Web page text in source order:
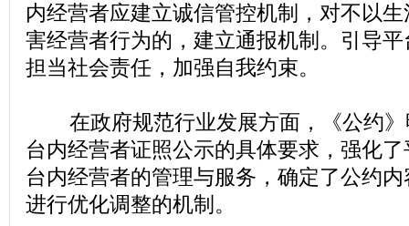
内经营者应建立诚信管控机制，对不以
害经营者行为的，建立通报机制。引导
担当社会责任，加强自我约束。
在政府规范行业发展方面，《公约》
台内经营者证照公示的具体要求，强化
台内经营者的管理与服务，确定了公约
进行优化调整的机制。